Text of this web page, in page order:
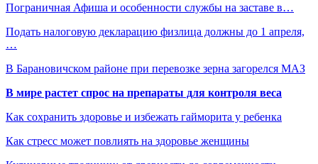
Пограничная Афиша и особенности службы на заставе в…
Подать налоговую декларацию физлица должны до 1 апреля,
…
В Барановичском районе при перевозке зерна загорелся МАЗ
В мире растет спрос на препараты для контроля веса
Как сохранить здоровье и избежать гайморита у ребенка
Как стресс может повлиять на здоровье женщины